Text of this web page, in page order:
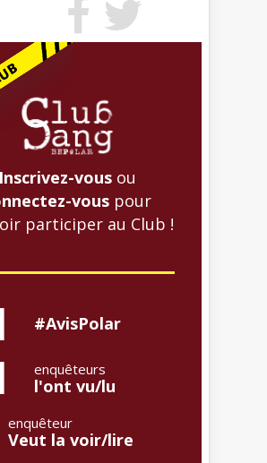
Inscrivez-vous ou
vous pour
participer au Club !
#AvisPolar
enquêteurs
l'ont vu/lu
enquêteur
Veut la voir/lire